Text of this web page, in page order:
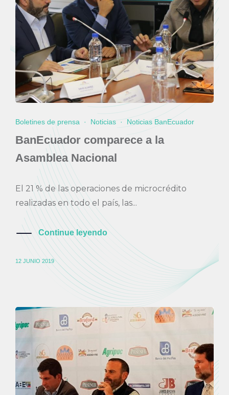
Boletines de prensa · Noticias · Noticias BanEcuador
BanEcuador comparece a la
Asamblea Nacional
El 21 % de las operaciones de microcrédito
realizadas en todo el país, las...
Continue leyendo
12 JUNIO 2019